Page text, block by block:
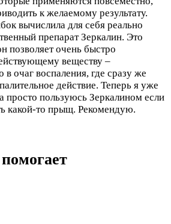
к желаемому результату.
вычислила для себя реально
препарат Зеркалин. Это
позволяет очень быстро
веществу –
очаг воспаления, где сразу же
действие. Теперь я уже
просто пользуюсь Зеркалином если
какой-то прыщ. Рекомендую.